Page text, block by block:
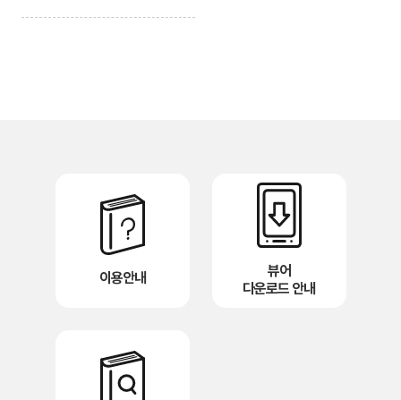
이용안내
뷰어
다운로드 안내